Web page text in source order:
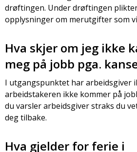
drøftingen. Under drøftingen
opplysninger om merutgifter som
Hva skjer om jeg ikke
meg på jobb pga.
I utgangspunktet har arbeidsgiver
arbeidstakeren ikke kommer på
du varsler arbeidsgiver straks du
deg tilbake.
Hva gjelder for ferie i